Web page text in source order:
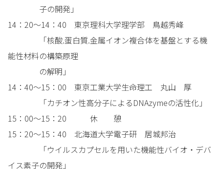
子の開発」
14：20～14：40 東京理科大学理学部 鳥越秀峰
「核酸.蛋白質.金属イオン複合体を基盤とする機
能性材料の構築原理
の解明」
14：40～15：00 東京工業大学生命理工 丸山 厚
「カチオン性高分子によるDNAzymeの活性化」
15：00～15：20 休 憩
15：20～15：40 北海道大学電子研 居城邦治
「ウイルスカプセルを用いた機能性バイオ・デバ
イス素子の開発」